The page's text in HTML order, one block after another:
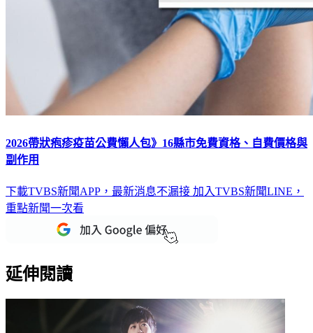
2026帶狀疱疹疫苗公費懶人包》16縣市免費資格、自費價格與
副作用
下載TVBS新聞APP，最新消息不漏接 加入TVBS新聞LINE，
重點新聞一次看
延伸閱讀